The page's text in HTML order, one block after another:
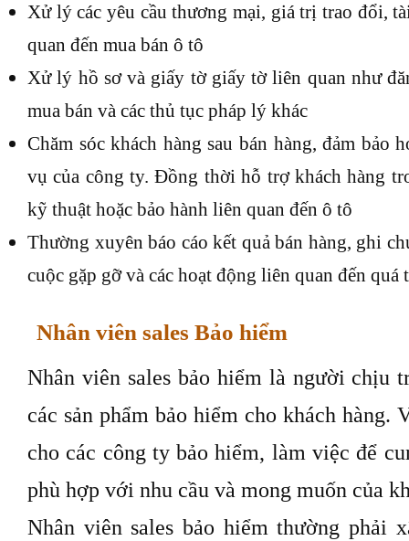
Xử lý các yêu cầu thương mại, giá trị trao đổi,
quan đến mua bán ô tô
Xử lý hồ sơ và giấy tờ giấy tờ liên quan như
mua bán và các thủ tục pháp lý khác
Chăm sóc khách hàng sau bán hàng, đảm bảo
vụ của công ty. Đồng thời hỗ trợ khách hàng
kỹ thuật hoặc bảo hành liên quan đến ô tô
Thường xuyên báo cáo kết quả bán hàng, ghi
cuộc gặp gỡ và các hoạt động liên quan đến quá
Nhân viên sales Bảo hiểm
Nhân viên sales bảo hiểm là người chịu
các sản phẩm bảo hiểm cho khách
cho các công ty bảo hiểm, làm việc để
phù hợp với nhu cầu và mong muốn của
Nhân viên sales bảo hiểm thường phải